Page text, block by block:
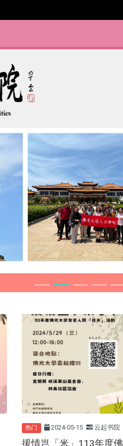
热门 2024-05-15 云起书院
援情岂「米」113年度佛